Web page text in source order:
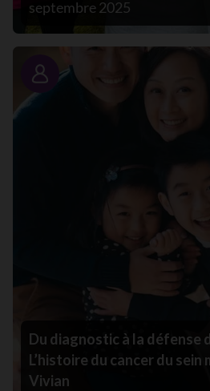
septembre 2025
Portrait
Du diagnostic à la défense
L’histoire du cancer du
Vivian